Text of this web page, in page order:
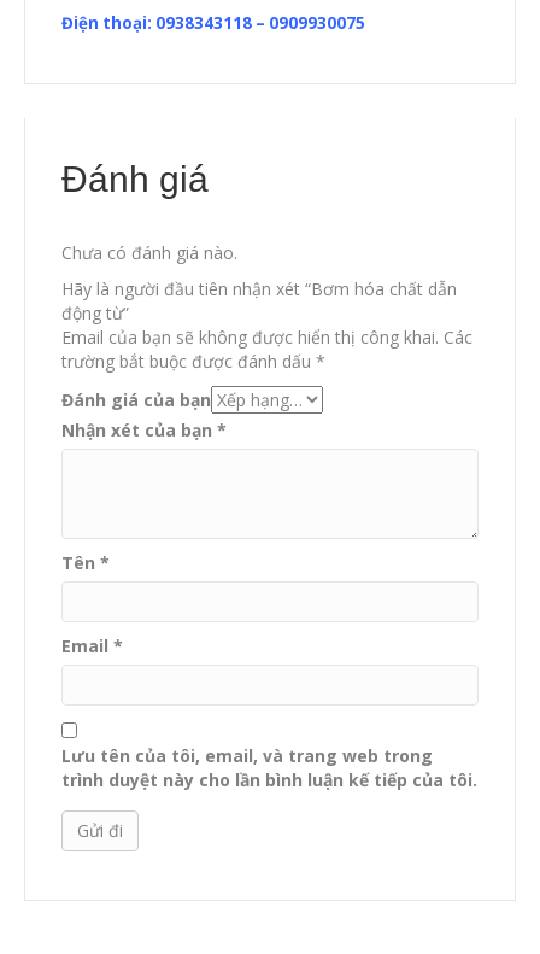
Điện thoại: 0938343118 – 0909930075
Đánh giá
Chưa có đánh giá nào.
Hãy là người đầu tiên nhận xét “Bơm hóa chất dẫn
động từ”
Email của bạn sẽ không được hiển thị công khai. Các
trường bắt buộc được đánh dấu *
Đánh giá của bạn
Nhận xét của bạn *
Tên *
Email *
Lưu tên của tôi, email, và trang web trong
trình duyệt này cho lần bình luận kế tiếp của tôi.